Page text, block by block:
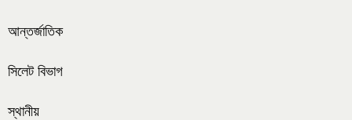
আন্তর্জাতিক
সিলেট বিভাগ
স্থানীয়